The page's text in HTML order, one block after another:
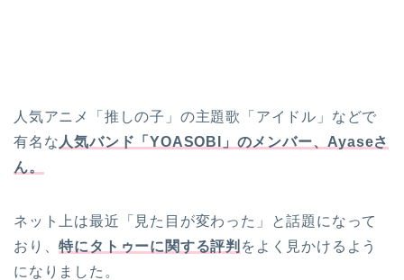
人気アニメ「推しの子」の主題歌「アイドル」などで
有名な 人気バンド「YOASOBI」のメンバー、Ayaseさ
ん。
ネット上は最近「見た目が変わった」と話題になって
おり、特にタトゥーに関する評判 をよく見かけるよう
になりました。